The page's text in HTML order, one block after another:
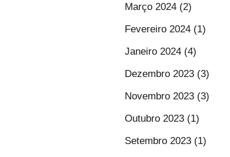
Março 2024 (2)
Fevereiro 2024 (1)
Janeiro 2024 (4)
Dezembro 2023 (3)
Novembro 2023 (3)
Outubro 2023 (1)
Setembro 2023 (1)